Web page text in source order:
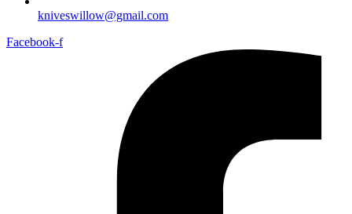
kniveswillow@gmail.com
Facebook-f